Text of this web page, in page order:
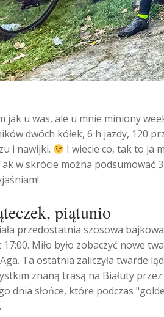
jak u was, ale u mnie miniony
dwóch kółek, 6 h jazdy, 120
i nawijki.
I wiecie co, tak to ja
w skrócie można podsumować
piątunio
przedostatnia szosowa
Miło było zobaczyć nowe
Ta ostatnia zaliczyła twarde
znaną trasą na Białuty
dnia słońce, które podczas